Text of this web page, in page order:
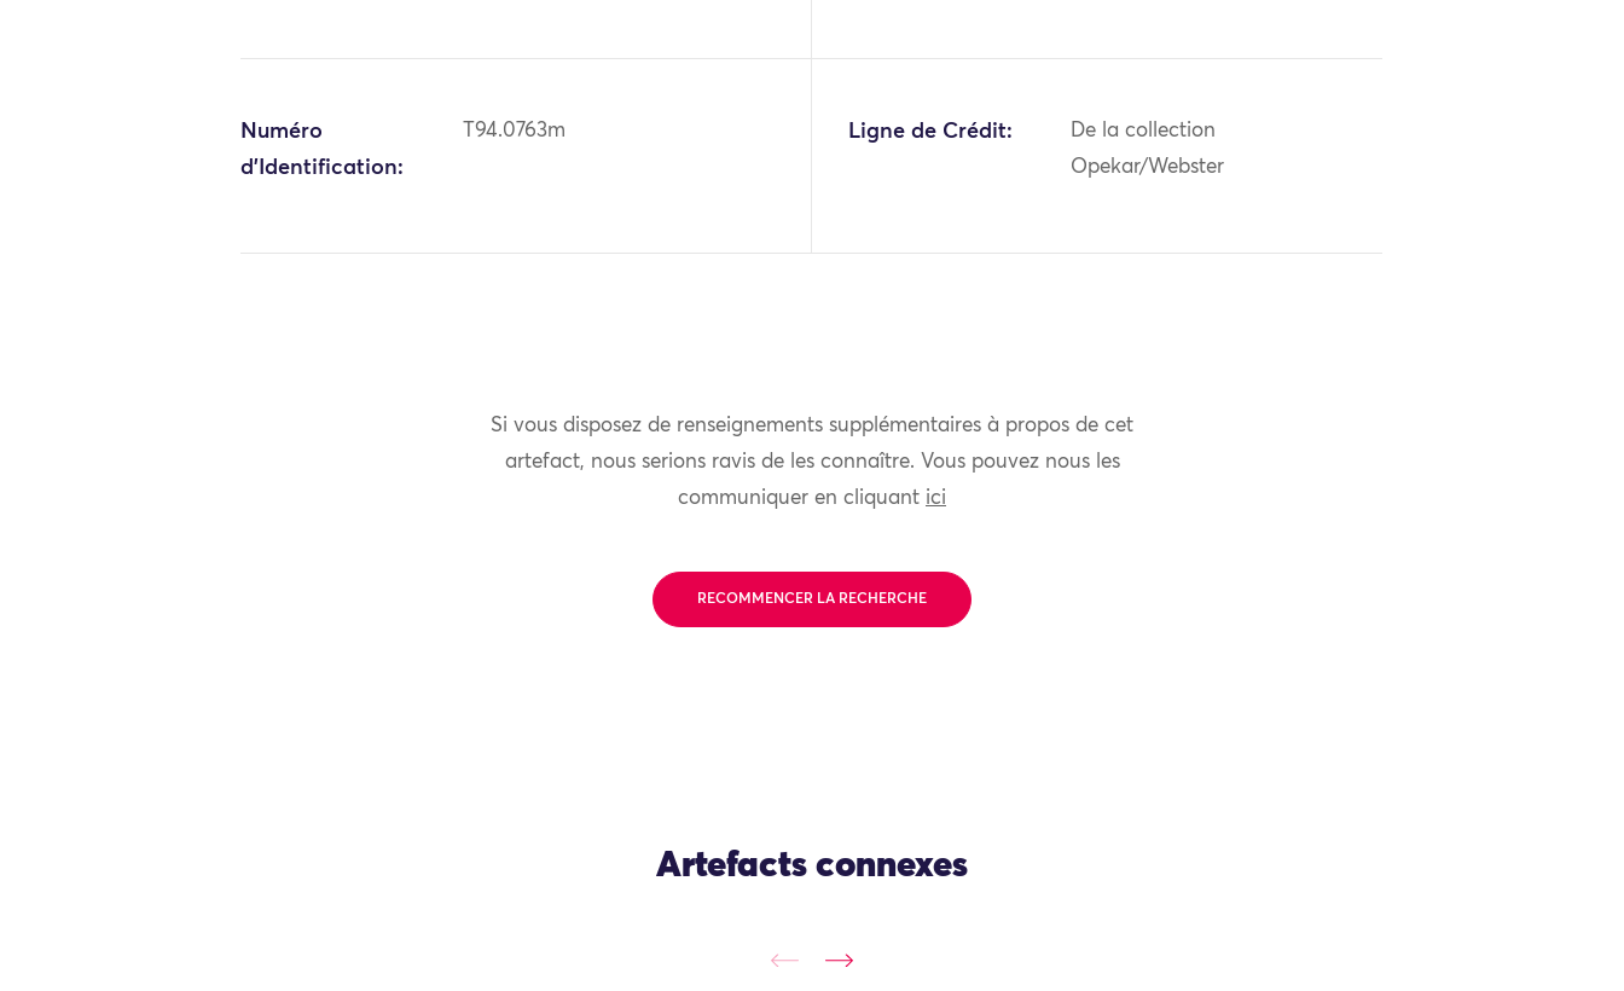
Numéro
d'Identification:
T94.0763m Ligne de Crédit:
De la collection
Opekar/Webster
Si vous disposez de renseignements supplémentaires à propos de cet
artefact, nous serions ravis de les connaître. Vous pouvez nous les
communiquer en cliquant ici
RECOMMENCER LA RECHERCHE
Artefacts connexes